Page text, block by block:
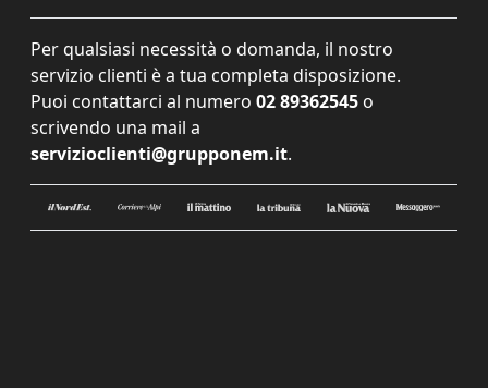
Per qualsiasi necessità o domanda, il nostro
servizio clienti è a tua completa disposizione.
Puoi contattarci al numero 02 89362545 o
scrivendo una mail a
servizioclienti@grupponem.it.